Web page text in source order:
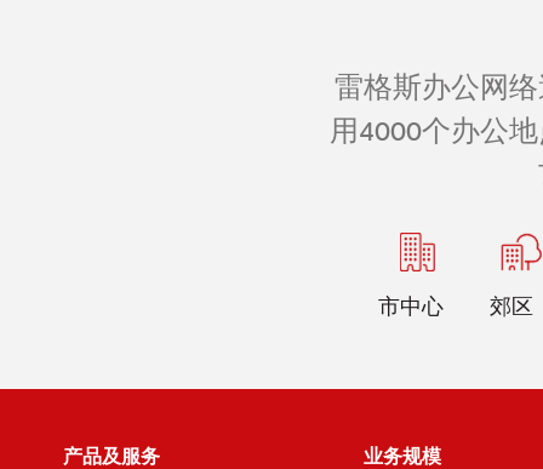
雷格斯办公网
用4000个办公
市中心 郊区
产品及服务 业务规模